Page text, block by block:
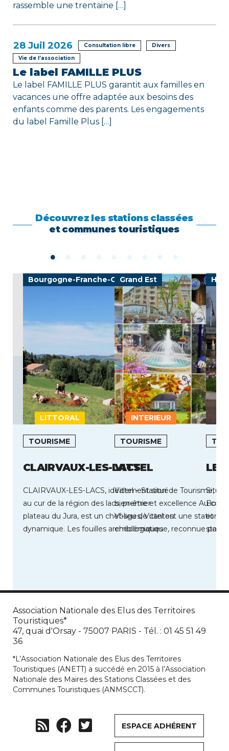
rassemble une trentaine […]
28 Juil 2026 Consultation libre
Divers
Vie de l’association
Le label FAMILLE PLUS
Le label FAMILLE PLUS garantit aux familles en
vacances une offre adaptée aux besoins des
enfants comme des parents. Les engagements
du label Famille Plus […]
Découvrez les stations classées
et communes touristiques
LITTORAL
Bourgogne-Franche-Comté
INTERIEUR
TOURISME
CLAIRVAUX-LES-LACS
CLAIRVAUX-LES-LACS, idéalement situé
au cur de la région des lacs, premier
plateau du Jura, est un chef-lieu de canton
dynamique. Les fouilles archéologiques
Grand Est
TOURISME
VITTEL
Vittel – Station de Tourisme,
bien‑être et excellence Au
Vosges, Vittel est une station
emblématique, reconnue pour
LE
et à
Association Nationale des Elus des Territoires
Touristiques*
47, quai d'Orsay - 75007 PARIS - Tél. : 01 45 51 49
36
*L’Association Nationale des Elus des Territoires
Touristiques (ANETT) a succédé en 2015 à l’Association
Nationale des Maires des Stations Classées et des
Communes Touristiques (ANMSCCT).
ESPACE ADHÉRENT